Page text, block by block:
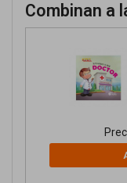
Combinan a